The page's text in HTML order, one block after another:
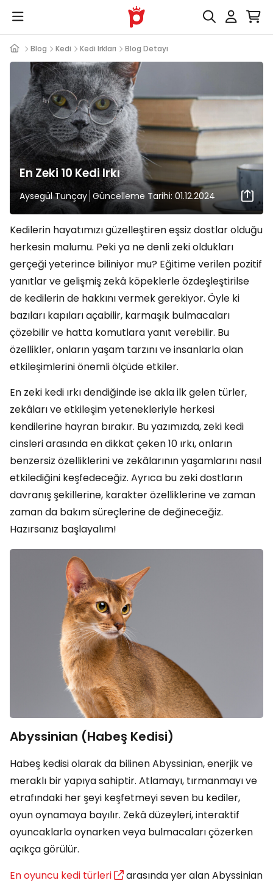
Blog Kedi Kedi Irkları Blog Detayı
En Zeki 10 Kedi Irkı
Aysegül Tunçay Güncelleme Tarihi: 01.12.2024
Kedilerin hayatımızı güzelleştiren eşsiz dostlar olduğu
herkesin malumu. Peki ya ne denli zeki oldukları
gerçeği yeterince biliniyor mu? Eğitime verilen pozitif
yanıtlar ve gelişmiş zekâ köpeklerle özdeşleştirilse
de kedilerin de hakkını vermek gerekiyor. Öyle ki
bazıları kapıları açabilir, karmaşık bulmacaları
çözebilir ve hatta komutlara yanıt verebilir. Bu
özellikler, onların yaşam tarzını ve insanlarla olan
etkileşimlerini önemli ölçüde etkiler.
En zeki kedi ırkı dendiğinde ise akla ilk gelen türler,
zekâları ve etkileşim yetenekleriyle herkesi
kendilerine hayran bırakır. Bu yazımızda, zeki kedi
cinsleri arasında en dikkat çeken 10 ırkı, onların
benzersiz özelliklerini ve zekâlarının yaşamlarını nasıl
etkilediğini keşfedeceğiz. Ayrıca bu zeki dostların
davranış şekillerine, karakter özelliklerine ve zaman
zaman da bakım süreçlerine de değineceğiz.
Hazırsanız başlayalım!
Abyssinian (Habeş Kedisi)
Habeş kedisi olarak da bilinen Abyssinian, enerjik ve
meraklı bir yapıya sahiptir. Atlamayı, tırmanmayı ve
etrafındaki her şeyi keşfetmeyi seven bu kediler,
oyun oynamaya bayılır. Zekâ düzeyleri, interaktif
oyuncaklarla oynarken veya bulmacaları çözerken
açıkça görülür.
En oyuncu kedi türleri
arasında yer alan Abyssinian